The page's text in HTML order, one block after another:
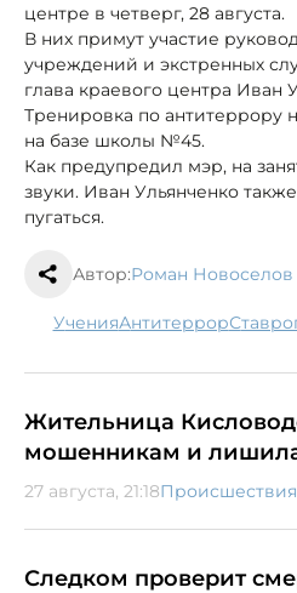
центре в четверг, 28 августа.
В них примут участие
учреждений и экстренных
глава краевого центра Иван
Тренировка по антитеррору
на базе школы №45.
Как предупредил мэр, на
звуки. Иван Ульянченко
пугаться.
Автор:Роман Новоселов
учения антитеррор
Жительница
мошенникам и
27 августа, 21:18Происшествия
Следком проверит